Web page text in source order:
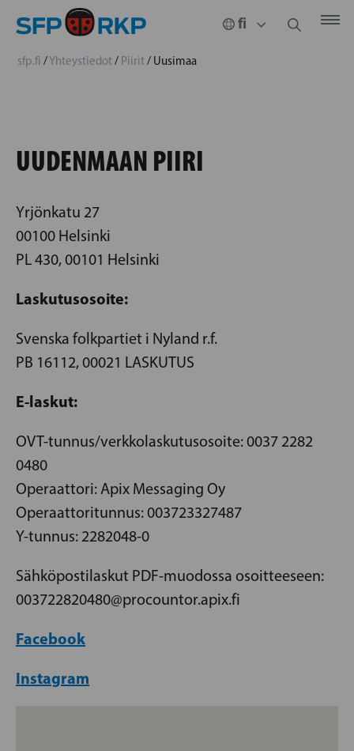
sfp.fi /Yhteystiedot/ Piirit/ Uusimaa
UUDENMAAN PIIRI
Yrjönkatu 27
00100 Helsinki
PL 430, 00101 Helsinki
Laskutusosoite:
Svenska folkpartiet i Nyland r.f.
PB 16112, 00021 LASKUTUS
E-laskut:
OVT-tunnus/verkkolaskutusosoite: 0037 2282
0480
Operaattori: Apix Messaging Oy
Operaattoritunnus: 003723327487
Y-tunnus: 2282048-0
Sähköpostilaskut PDF-muodossa osoitteeseen:
003722820480@procountor.apix.fi
Facebook
Instagram